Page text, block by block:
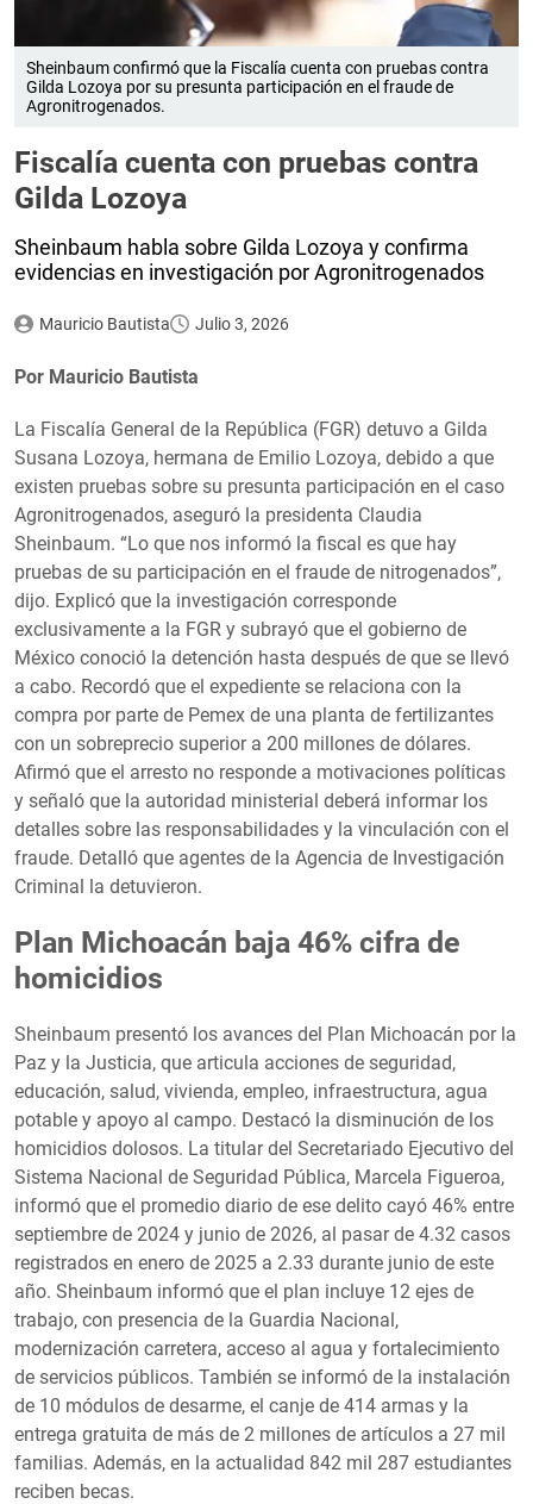
Sheinbaum confirmó que la Fiscalía cuenta con pruebas contra
Gilda Lozoya por su presunta participación en el fraude de
Agronitrogenados.
Fiscalía cuenta con pruebas contra
Gilda Lozoya
Sheinbaum habla sobre Gilda Lozoya y confirma
evidencias en investigación por Agronitrogenados
Mauricio Bautista Julio 3, 2026
Por Mauricio Bautista
La Fiscalía General de la República (FGR) detuvo a Gilda
Susana Lozoya, hermana de Emilio Lozoya, debido a que
existen pruebas sobre su presunta participación en el caso
Agronitrogenados, aseguró la presidenta Claudia
Sheinbaum. “Lo que nos informó la fiscal es que hay
pruebas de su participación en el fraude de nitrogenados”,
dijo. Explicó que la investigación corresponde
exclusivamente a la FGR y subrayó que el gobierno de
México conoció la detención hasta después de que se llevó
a cabo. Recordó que el expediente se relaciona con la
compra por parte de Pemex de una planta de fertilizantes
con un sobreprecio superior a 200 millones de dólares.
Afirmó que el arresto no responde a motivaciones políticas
y señaló que la autoridad ministerial deberá informar los
detalles sobre las responsabilidades y la vinculación con el
fraude. Detalló que agentes de la Agencia de Investigación
Criminal la detuvieron.
Plan Michoacán baja 46% cifra de
homicidios
Sheinbaum presentó los avances del Plan Michoacán por la
Paz y la Justicia, que articula acciones de seguridad,
educación, salud, vivienda, empleo, infraestructura, agua
potable y apoyo al campo. Destacó la disminución de los
homicidios dolosos. La titular del Secretariado Ejecutivo del
Sistema Nacional de Seguridad Pública, Marcela Figueroa,
informó que el promedio diario de ese delito cayó 46% entre
septiembre de 2024 y junio de 2026, al pasar de 4.32 casos
registrados en enero de 2025 a 2.33 durante junio de este
año. Sheinbaum informó que el plan incluye 12 ejes de
trabajo, con presencia de la Guardia Nacional,
modernización carretera, acceso al agua y fortalecimiento
de servicios públicos. También se informó de la instalación
de 10 módulos de desarme, el canje de 414 armas y la
entrega gratuita de más de 2 millones de artículos a 27 mil
familias. Además, en la actualidad 842 mil 287 estudiantes
reciben becas.